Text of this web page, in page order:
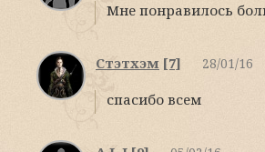
Мне понравилось
Стэтхэм [7] 28/01/16
спасибо всем